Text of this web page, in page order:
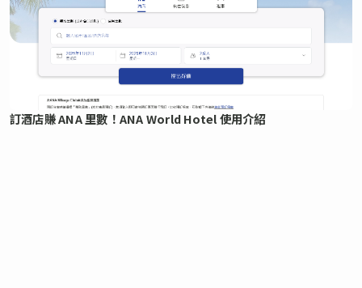
訂酒店賺 ANA 里數！ANA World Hotel 使用介紹